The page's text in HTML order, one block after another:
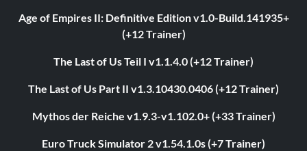
Age of Empires II: Definitive Edition v1.0-Build.141935+
(+12 Trainer)
The Last of Us Teil I v1.1.4.0 (+12 Trainer)
The Last of Us Part II v1.3.10430.0406 (+12 Trainer)
Mythos der Reiche v1.9.3-v1.102.0+ (+33 Trainer)
Euro Truck Simulator 2 v1.54.1.0s (+7 Trainer)